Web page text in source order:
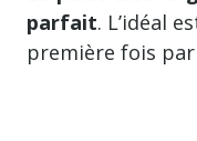
parfait. L’idéal
première fois